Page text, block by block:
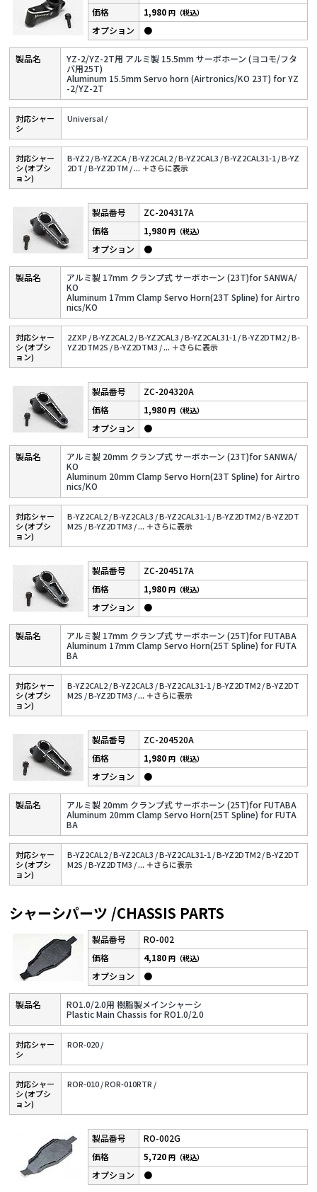
YZ-2/YZ-2T用 アルミ製 15.5mm サーボホーン (ヨコモ/フタ
バ用25T)
Aluminum 15.5mm Servo horn (Airtronics/KO 23T) for YZ
-2/YZ-2T
1,980円（税込）
●
対応シャー
シ
Universal /
対応シャー
シ (オプシ
ョン)
B-YZ2 /B-YZ2CA /B-YZ2CAL2 /B-YZ2CAL3 /B-YZ2CAL31-1 /B-YZ
2DT /B-YZ2DTM /... ＋さらに表⽰
ZC-204317A
アルミ製 17mm クランプ式 サーボホーン (23T)for SANWA/
KO
Aluminum 17mm Clamp Servo Horn(23T Spline) for Airtro
nics/KO
1,980円（税込）
●
対応シャー
シ (オプシ
ョン)
2ZXP /B-YZ2CAL2 /B-YZ2CAL3 /B-YZ2CAL31-1 /B-YZ2DTM2 /B-
YZ2DTM2S /B-YZ2DTM3 /... ＋さらに表⽰
ZC-204320A
アルミ製 20mm クランプ式 サーボホーン (23T)for SANWA/
KO
Aluminum 20mm Clamp Servo Horn(23T Spline) for Airtro
nics/KO
1,980円（税込）
●
対応シャー
シ (オプシ
ョン)
B-YZ2CAL2 /B-YZ2CAL3 /B-YZ2CAL31-1 /B-YZ2DTM2 /B-YZ2DT
M2S /B-YZ2DTM3 /... ＋さらに表⽰
ZC-204517A
アルミ製 17mm クランプ式 サーボホーン (25T)for FUTABA
Aluminum 17mm Clamp Servo Horn(25T Spline) for FUTA
BA
1,980円（税込）
●
対応シャー
シ (オプシ
ョン)
B-YZ2CAL2 /B-YZ2CAL3 /B-YZ2CAL31-1 /B-YZ2DTM2 /B-YZ2DT
M2S /B-YZ2DTM3 /... ＋さらに表⽰
ZC-204520A
アルミ製 20mm クランプ式 サーボホーン (25T)for FUTABA
Aluminum 20mm Clamp Servo Horn(25T Spline) for FUTA
BA
1,980円（税込）
●
対応シャー
シ (オプシ
ョン)
B-YZ2CAL2 /B-YZ2CAL3 /B-YZ2CAL31-1 /B-YZ2DTM2 /B-YZ2DT
M2S /B-YZ2DTM3 /... ＋さらに表⽰
シャーシパーツ /CHASSIS PARTS
RO-002
RO1.0/2.0用 樹脂製メインシャーシ
Plastic Main Chassis for RO1.0/2.0
4,180円（税込）
●
対応シャー
シ
ROR-020 /
対応シャー
シ (オプシ
ョン)
ROR-010 /ROR-010RTR /
RO-002G
5,720円（税込）
●